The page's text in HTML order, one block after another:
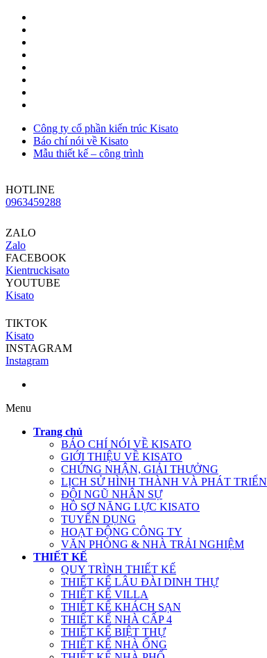
Công ty cổ phần kiến trúc Kisato
Báo chí nói về Kisato
Mẫu thiết kế – công trình
HOTLINE
0963459288
ZALO
Zalo
FACEBOOK
Kientruckisato
YOUTUBE
Kisato
TIKTOK
Kisato
INSTAGRAM
Instagram
Menu
Trang chủ
BÁO CHÍ NÓI VỀ KISATO
GIỚI THIỆU VỀ KISATO
CHỨNG NHẬN, GIẢI THƯỞNG
LỊCH SỬ HÌNH THÀNH VÀ PHÁT TRIỂN
ĐỘI NGŨ NHÂN SỰ
HỒ SƠ NĂNG LỰC KISATO
TUYỂN DỤNG
HOẠT ĐỘNG CÔNG TY
VĂN PHÒNG & NHÀ TRẢI NGHIỆM
THIẾT KẾ
QUY TRÌNH THIẾT KẾ
THIẾT KẾ LÂU ĐÀI DINH THỰ
THIẾT KẾ VILLA
THIẾT KẾ KHÁCH SẠN
THIẾT KẾ NHÀ CẤP 4
THIẾT KẾ BIỆT THỰ
THIẾT KẾ NHÀ ỐNG